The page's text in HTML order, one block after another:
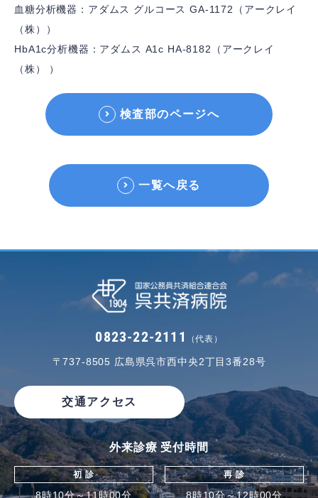
血糖分析機器：アダムス グルコース GA-1172（アークレイ
（株））
HbA1c分析機器：アダムス A1c HA-8182（アークレイ
（株） ）
検査部のページへ
一覧へ戻る
0823-22-2111 （代表）
〒737-8505 広島県呉市西中央2丁目3番28号
交通アクセス
外来診療 受付時間
初 診
8時10分～11時00分
再 診
8時10分～12時00分